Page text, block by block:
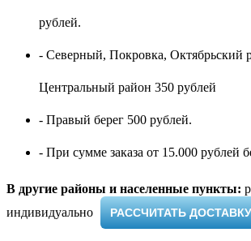
рублей.
- Северный, Покровка, Октябрьский
Центральный район 350 рублей
- Правый берег 500 рублей.
- При сумме заказа от 15.000 рублей
В другие районы и населенные пункты:
индивидуально ​
РАССЧИТАТЬ ДОСТАВКУ